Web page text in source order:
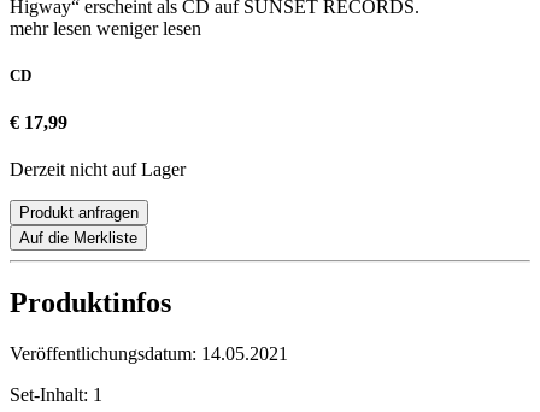
Higway“ erscheint als CD auf SUNSET RECORDS.
mehr lesen weniger lesen
CD
€ 17,99
Derzeit nicht auf Lager
Produkt anfragen
Auf die Merkliste
Produktinfos
Veröffentlichungsdatum: 14.05.2021
Set-Inhalt: 1